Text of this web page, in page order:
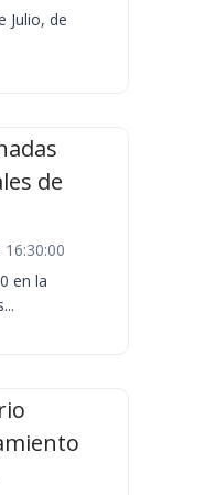
Julio, de
de
en la